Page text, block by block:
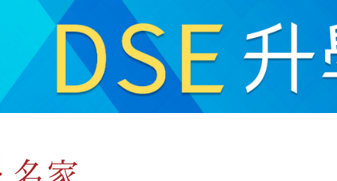
文化 財經 生活 健康